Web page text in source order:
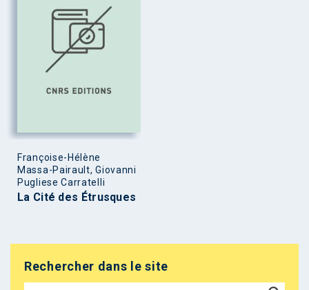
Françoise-Hélène
Massa-Pairault, Giovanni
Pugliese Carratelli
La Cité des Étrusques
Rechercher dans le site